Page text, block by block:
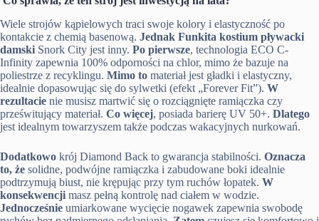
Wiele strojów kąpielowych traci swoje kolory i elastyczność po
kontakcie z chemią basenową. Jednak Funkita kostium pływacki
damski Snork City jest inny. Po pierwsze, technologia ECO C-
Infinity zapewnia 100% odporności na chlor, mimo że bazuje na
poliestrze z recyklingu. Mimo to materiał jest gładki i elastyczny,
idealnie dopasowując się do sylwetki (efekt „Forever Fit”). W
rezultacie nie musisz martwić się o rozciągnięte ramiączka czy
prześwitujący materiał. Co więcej, posiada barierę UV 50+. Dlatego
jest idealnym towarzyszem także podczas wakacyjnych nurkowań.
Dodatkowo krój Diamond Back to gwarancja stabilności. Oznacza
to, że solidne, podwójne ramiączka i zabudowane boki idealnie
podtrzymują biust, nie krępując przy tym ruchów łopatek. W
konsekwencji masz pełną kontrolę nad ciałem w wodzie.
Jednocześnie umiarkowane wycięcie nogawek zapewnia swobodę